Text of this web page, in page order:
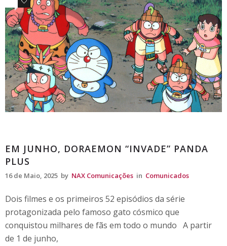
EM JUNHO, DORAEMON “INVADE” PANDA
PLUS
16 de Maio, 2025 by NAX Comunicações in Comunicados
Dois filmes e os primeiros 52 episódios da série
protagonizada pelo famoso gato cósmico que
conquistou milhares de fãs em todo o mundo A partir
de 1 de junho,